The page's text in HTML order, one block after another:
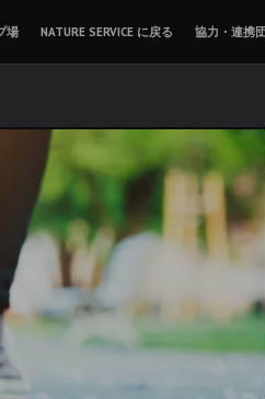
場 NATURE SERVICE に戻る 協力・連携